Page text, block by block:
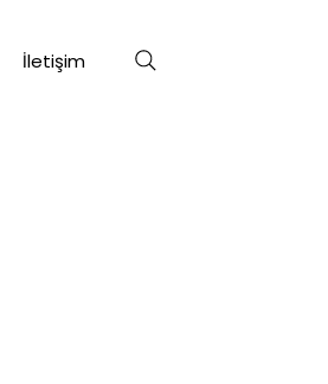
İletişim